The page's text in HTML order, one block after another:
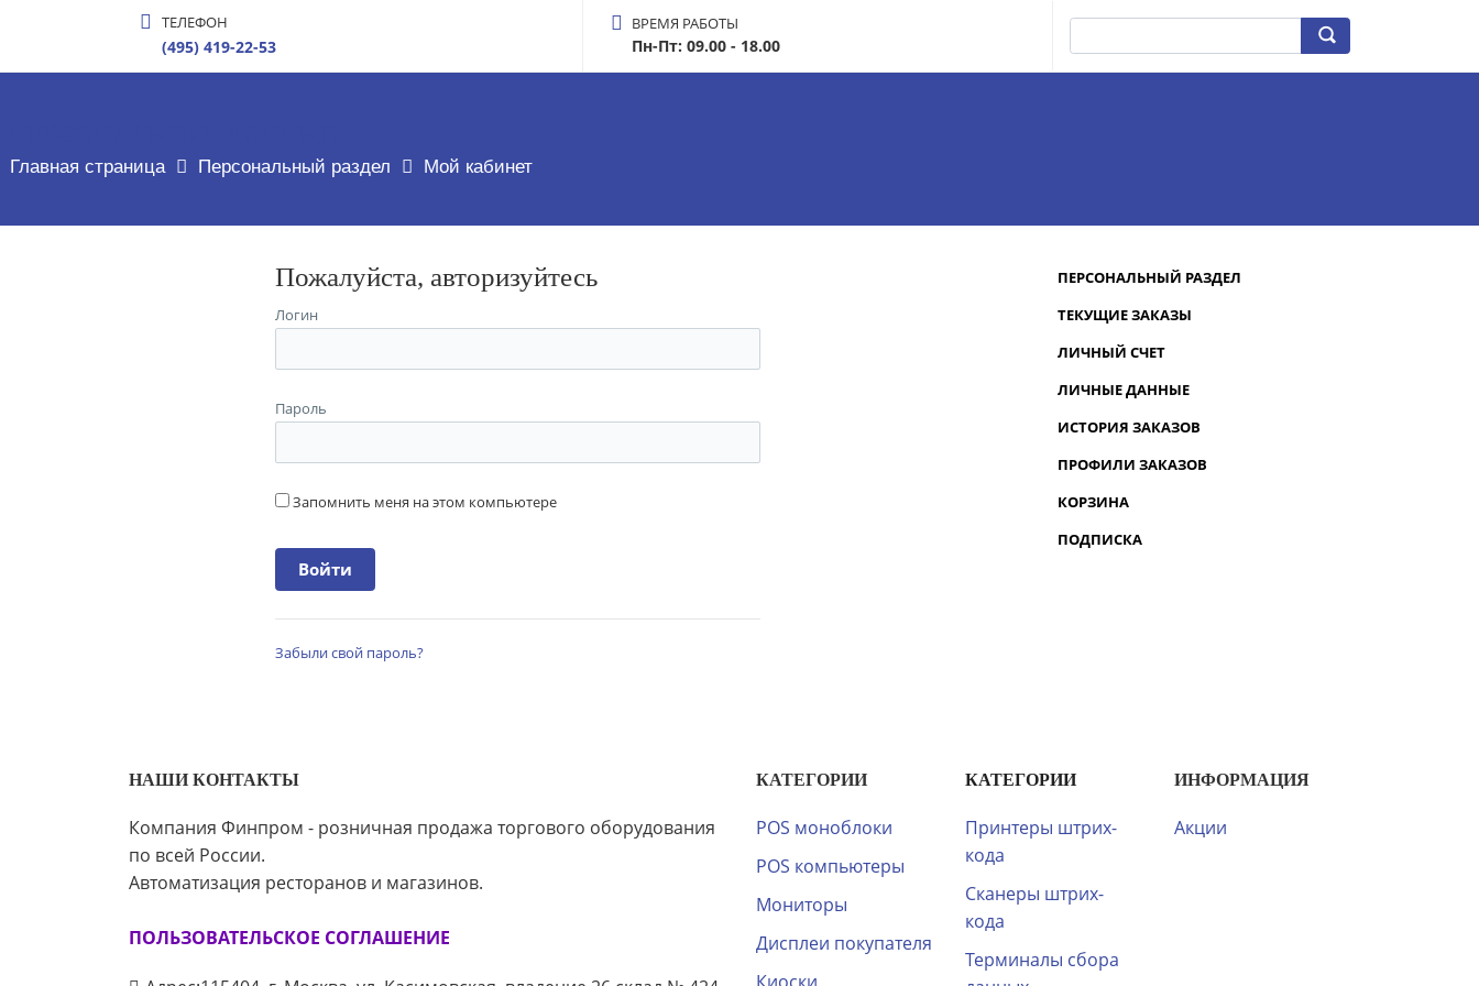
ТЕЛЕФОН
(495) 419-22-53
ВРЕМЯ РАБОТЫ
Пн-Пт: 09.00 - 18.00
Главная страница Персональный раздел Мой кабинет
ПЕРСОНАЛЬНЫЙ РАЗДЕЛ
ТЕКУЩИЕ ЗАКАЗЫ
ЛИЧНЫЙ СЧЕТ
ЛИЧНЫЕ ДАННЫЕ
ИСТОРИЯ ЗАКАЗОВ
ПРОФИЛИ ЗАКАЗОВ
КОРЗИНА
ПОДПИСКА
Пожалуйста, авторизуйтесь
Логин
Пароль
Запомнить меня на этом компьютере
Забыли свой пароль?
НАШИ КОНТАКТЫ
Компания Финпром - розничная продажа торгового оборудования
по всей России.
Автоматизация ресторанов и магазинов.
ПОЛЬЗОВАТЕЛЬСКОЕ СОГЛАШЕНИЕ
КАТЕГОРИИ
POS моноблоки
POS компьютеры
Мониторы
Дисплеи покупателя
КАТЕГОРИИ
Принтеры штрих-
кода
Сканеры штрих-
кода
Терминалы сбора
ИНФОРМАЦИЯ
Акции